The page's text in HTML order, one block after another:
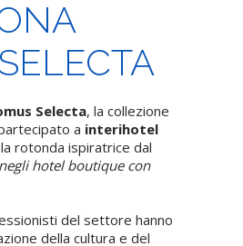
Selecta, la collezione
a interihotel
rotonda ispiratrice dal
negli hotel boutique con
del settore hanno
della cultura e del